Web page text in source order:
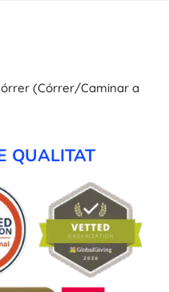
(Córrer/Caminar a
QUALITAT